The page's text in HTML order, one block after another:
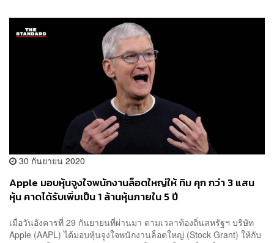
30 กันยายน 2020
Apple มอบหุ้นจูงใจพนักงานล็อตใหญ่ให้ ทิม คุก กว่า 3 แสน
หุ้น คาดได้รับเพิ่มเป็น 1 ล้านหุ้นภายใน 5 ปี
เมื่อวันอังคารที่ 29 กันยายนที่ผ่านมา ตามเวลาท้องถิ่นสหรัฐฯ บริษัท
Apple (AAPL) ได้มอบหุ้นจูงใจพนักงานล็อตใหญ่ (Stock Grant) ให้กับ